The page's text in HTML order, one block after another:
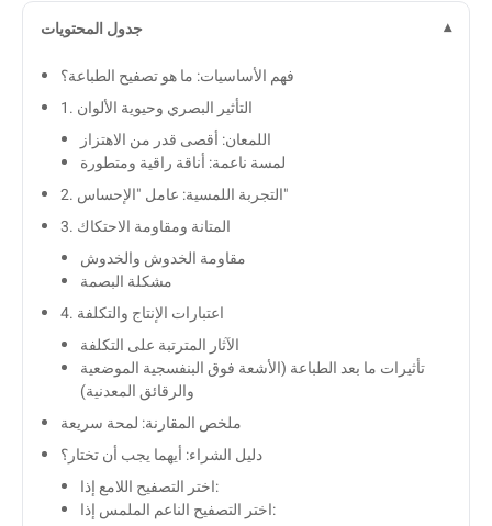
جدول المحتويات
فهم الأساسيات: ما هو تصفيح الطباعة؟
1. التأثير البصري وحيوية الألوان
اللمعان: أقصى قدر من الاهتزاز
لمسة ناعمة: أناقة راقية ومتطورة
2. التجربة اللمسية: عامل "الإحساس"
3. المتانة ومقاومة الاحتكاك
مقاومة الخدوش والخدوش
مشكلة البصمة
4. اعتبارات الإنتاج والتكلفة
الآثار المترتبة على التكلفة
تأثيرات ما بعد الطباعة (الأشعة فوق البنفسجية الموضعية
والرقائق المعدنية)
ملخص المقارنة: لمحة سريعة
دليل الشراء: أيهما يجب أن تختار؟
اختر التصفيح اللامع إذا:
اختر التصفيح الناعم الملمس إذا: